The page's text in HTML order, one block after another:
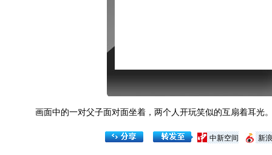
画面中的一对父子面对面坐着，两个人开玩笑似的互扇着耳光
新
中新空间